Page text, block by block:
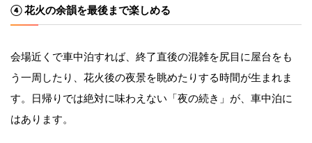
④ 花火の余韻を最後まで楽しめる
会場近くで車中泊すれば、終了直後の混雑を尻目に屋台をも
う一周したり、花火後の夜景を眺めたりする時間が生まれま
す。日帰りでは絶対に味わえない「夜の続き」が、車中泊に
はあります。